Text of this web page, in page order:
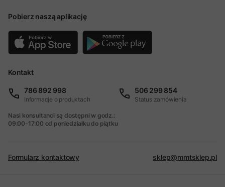
Pobierz naszą aplikację
Kontakt
786 892 998
Informacje o produktach
506 299 854
Status zamówienia
Nasi konsultanci są dostępni w godz.:
09:00-17:00 od poniedziałku do piątku
Formularz kontaktowy sklep@mmtsklep.pl